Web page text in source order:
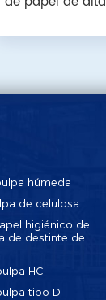
húmeda
de celulosa
higiénico de
de destinte de
HC
tipo D